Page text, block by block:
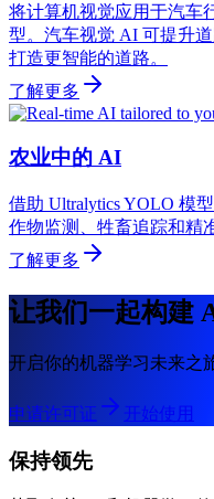
将计算机视觉应用于汽车
型。汽车视觉 AI 可提升
打造更智能的道路。
了解更多
农业中的 AI
借助 Ultralytics YOLO 模
作物监测、牲畜追踪和精
了解更多
让我们一起构建
开启你的机器学习未来之
申请许可证 开始使用
保持领先